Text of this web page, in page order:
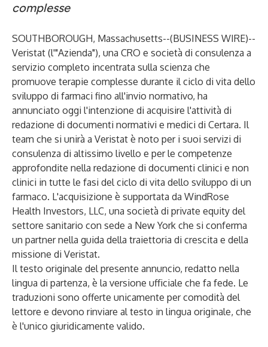
complesse
SOUTHBOROUGH, Massachusetts--(BUSINESS WIRE)--
Veristat (l'"Azienda"), una CRO e società di consulenza a
servizio completo incentrata sulla scienza che
promuove terapie complesse durante il ciclo di vita dello
sviluppo di farmaci fino all'invio normativo, ha
annunciato oggi l'intenzione di acquisire l'attività di
redazione di documenti normativi e medici di Certara. Il
team che si unirà a Veristat è noto per i suoi servizi di
consulenza di altissimo livello e per le competenze
approfondite nella redazione di documenti clinici e non
clinici in tutte le fasi del ciclo di vita dello sviluppo di un
farmaco. L'acquisizione è supportata da WindRose
Health Investors, LLC, una società di private equity del
settore sanitario con sede a New York che si conferma
un partner nella guida della traiettoria di crescita e della
missione di Veristat.
Il testo originale del presente annuncio, redatto nella
lingua di partenza, è la versione ufficiale che fa fede. Le
traduzioni sono offerte unicamente per comodità del
lettore e devono rinviare al testo in lingua originale, che
è l'unico giuridicamente valido.